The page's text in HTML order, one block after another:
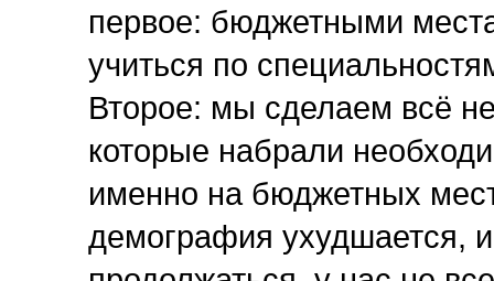
первое: бюджетными
учиться по
Второе: мы сделаем всё
которые набрали
именно на бюджетных
демография ухудшается,